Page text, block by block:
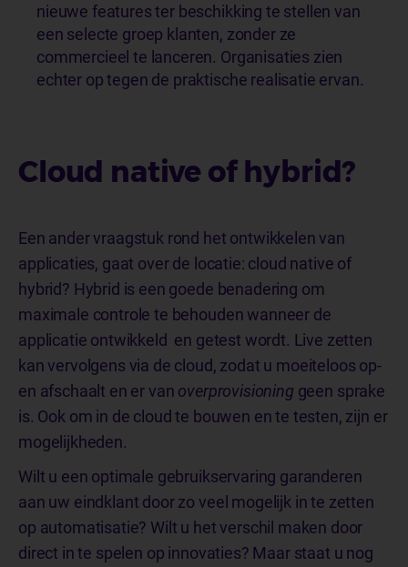
nieuwe features ter beschikking te stellen van
een selecte groep klanten, zonder ze
commercieel te lanceren. Organisaties zien
echter op tegen de praktische realisatie ervan.
Cloud native of hybrid?
Een ander vraagstuk rond het ontwikkelen van
applicaties, gaat over de locatie: cloud native of
hybrid? Hybrid is een goede benadering om
maximale controle te behouden wanneer de
applicatie ontwikkeld en getest wordt. Live zetten
kan vervolgens via de cloud, zodat u moeiteloos op-
en afschaalt en er van overprovisioning geen sprake
is. Ook om in de cloud te bouwen en te testen, zijn er
mogelijkheden.
Wilt u een optimale gebruikservaring garanderen
aan uw eindklant door zo veel mogelijk in te zetten
op automatisatie? Wilt u het verschil maken door
direct in te spelen op innovaties? Maar staat u nog